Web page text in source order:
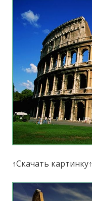
↑Скачать картинку↑